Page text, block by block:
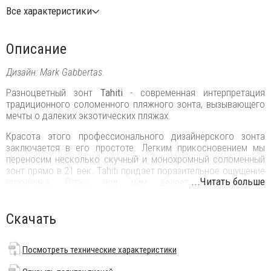
Все характеристики
Описание
Дизайн: Mark Gabbertas.
Разноцветный зонт Tahiti- современная интерпретация
традиционного соломенного пляжного зонта, вызывающего
мечты о далеких экзотических пляжах.
Красота этого профессионального дизайнерского зонта
заключается в его простоте. Легким прикосновением мы
переносим несколько скучный и монохромный соломенный
зонт прямо в 21 век. Tahiti придает поразительное ощущение
праздника. Отдых под ним делает по-настоящему
Великолепный зонт Tahiti также идеально подходит для того,
чтобы обеспечить тень на Вашей террасе, и также выглядит
Особенности:
...Читать больше
Скачать
Посмотреть технические характеристики